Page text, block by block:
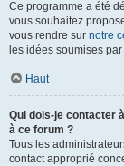
Ce programme a été
vous souhaitez
vous rendre sur notre
les idées soumises
Haut
Qui dois-je contacter
à ce forum ?
Tous les
contact approprié